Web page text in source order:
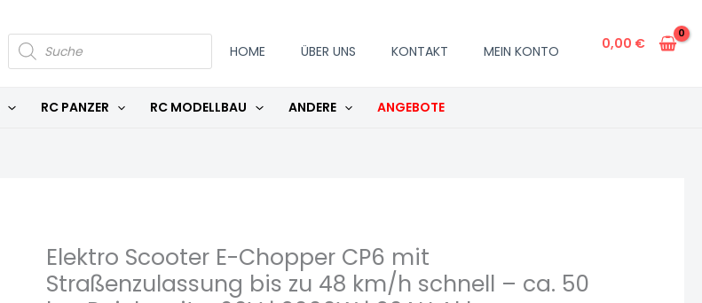
PRODUCTS
SEARCH HOME ÜBER UNS KONTAKT MEIN KONTO 0,00 €
RC PANZER RC MODELLBAU ANDERE ANGEBOTE
Elektro Scooter E-Chopper CP6 mit
Straßenzulassung bis zu 48 km/h schnell – ca. 50